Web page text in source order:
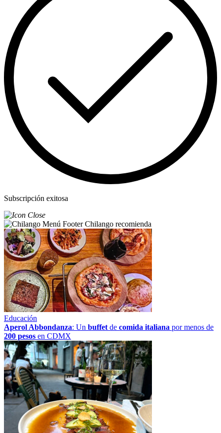
Subscripción exitosa
Chilango recomienda
Educación
Aperol Abbondanza: Un buffet de comida italiana por menos de
200 pesos en CDMX